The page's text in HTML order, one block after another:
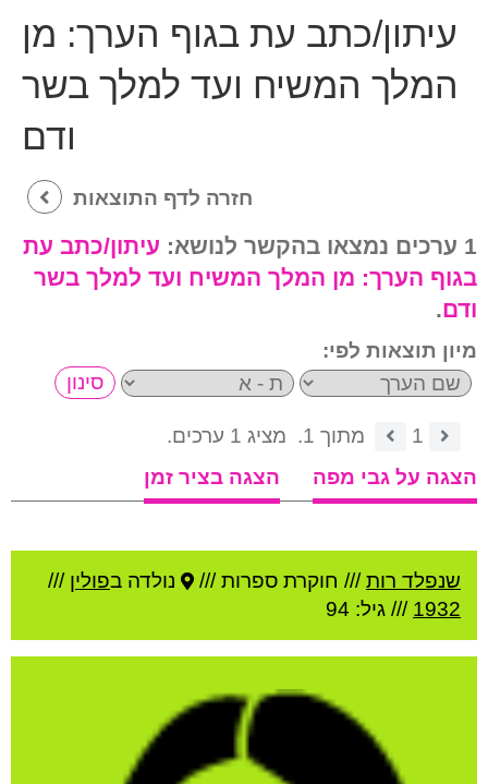
עיתון/כתב עת בגוף הערך: מן
המלך המשיח ועד למלך בשר
ודם
חזרה לדף התוצאות
1 ערכים נמצאו בהקשר לנושא:
עיתון/כתב עת
בגוף הערך: מן המלך המשיח ועד למלך בשר
ודם.
מיון תוצאות לפי:
1 מתוך 1.
מציג 1 ערכים.
הצגה על גבי מפה
הצגה בציר זמן
שנפלד רות/// חוקרת ספרות /// נולדה בפולין ///
1932 /// גיל: 94